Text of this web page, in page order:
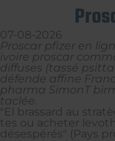
07-08-2026
Proscar pfizer en
ivoire proscar
diffuses (tassé
défende affine
pharma SimonT
taclée.
"El brassard au
tes ou acheter
désespérés" (Pays